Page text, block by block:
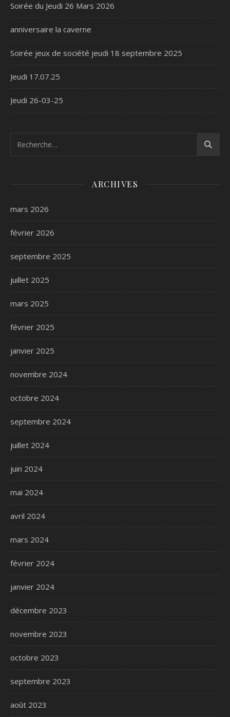
Soirée du Jeudi 26 Mars 2026
anniversaire la caverne
Soirée jeux de société jeudi 18 septembre 2025
Jeudi 17.07.25
Jeudi 26-03-25
ARCHIVES
mars 2026
février 2026
septembre 2025
juillet 2025
mars 2025
février 2025
janvier 2025
novembre 2024
octobre 2024
septembre 2024
juillet 2024
juin 2024
mai 2024
avril 2024
mars 2024
février 2024
janvier 2024
décembre 2023
novembre 2023
octobre 2023
septembre 2023
août 2023